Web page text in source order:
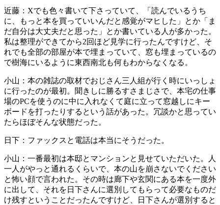
近藤：Xでも色々書いて下さっていて、「読んでいるうち
に、もっと本を買っていいんだと感覚がマヒした」とか「ま
だ自分は大丈夫だと思った」とか書いている人が多かった。
私は整理ができてから2回ほど見学に行ったんですけど、そ
れでも全部の部屋が本で埋まっていて、窓も埋まっているの
で樹海にいるように東西南北も何もわからなくなる。
小山：本の雑誌の取材でおじさん三人組が行く時にいっしょ
に行ったのが最初。聞きしに勝るすさまじさで、本宅の仕事
場のPCを使うのに中に入れなくて庭に立って窓越しにキー
ボードを打ったりするという話があった。冗談かと思ってい
たらほぼそんな状態だった。
日下：ファックスと電話は本当にそうだった。
小山：一番最初は本邸とマンションと見せていただいた。人
一人がやっと通れるくらいで、本の山を崩さないでください
と怖い顔で言われた。その時は廊下や玄関にある本を一度外
に出して、それを日下さんに選別してもらって必要なものだ
け残すということだったんですけど、日下さんが選別すると